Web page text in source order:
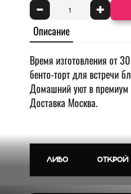
- +
Описание
Время изготовления от
бенто-торт для встречи
Домашний уют в премиум
Доставка Москва.